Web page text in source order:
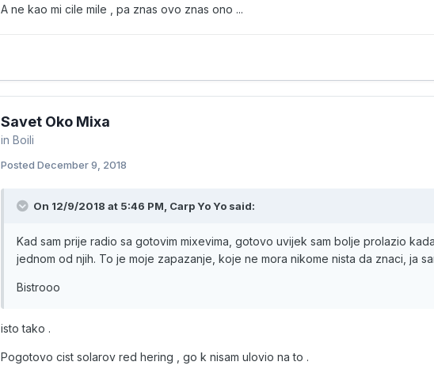
A ne kao mi cile mile , pa znas ovo znas ono ...
Savet Oko Mixa
in Boili
Posted December 9, 2018
On 12/9/2018 at 5:46 PM, Carp Yo Yo said:
Kad sam prije radio sa gotovim mixevima, gotovo uvijek sam bolje prolazio
jednom od njih. To je moje zapazanje, koje ne mora nikome nista da znaci, ja
Bistrooo
isto tako .
Pogotovo cist solarov red hering , go k nisam ulovio na to .